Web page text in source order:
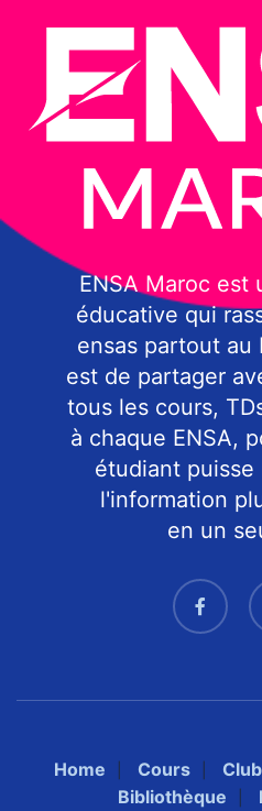
ENSA Maroc est
éducative qui
ensas partout au
est de partager
tous les cours,
à chaque ENSA,
étudiant
l'information
en un
Home Cours
Bibliothèque